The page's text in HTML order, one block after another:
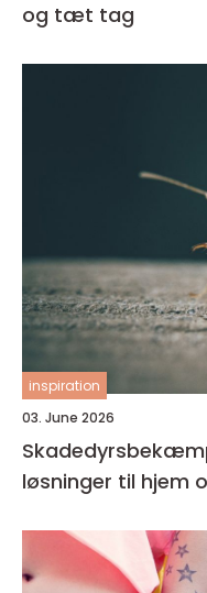
og tæt tag
inspiration
03. June 2026
løsninger til hjem